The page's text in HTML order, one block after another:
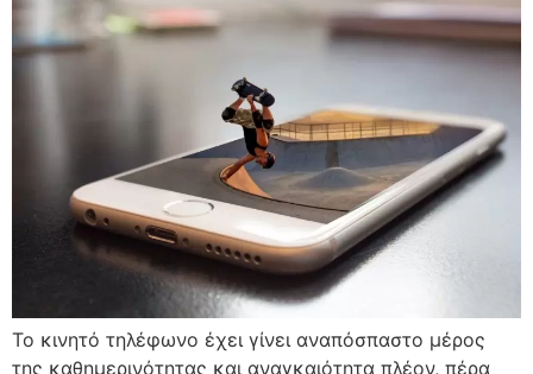
Το κινητό τηλέφωνο έχει γίνει αναπόσπαστο μέρος
της καθημερινότητας και αναγκαιότητα πλέον, πέρα